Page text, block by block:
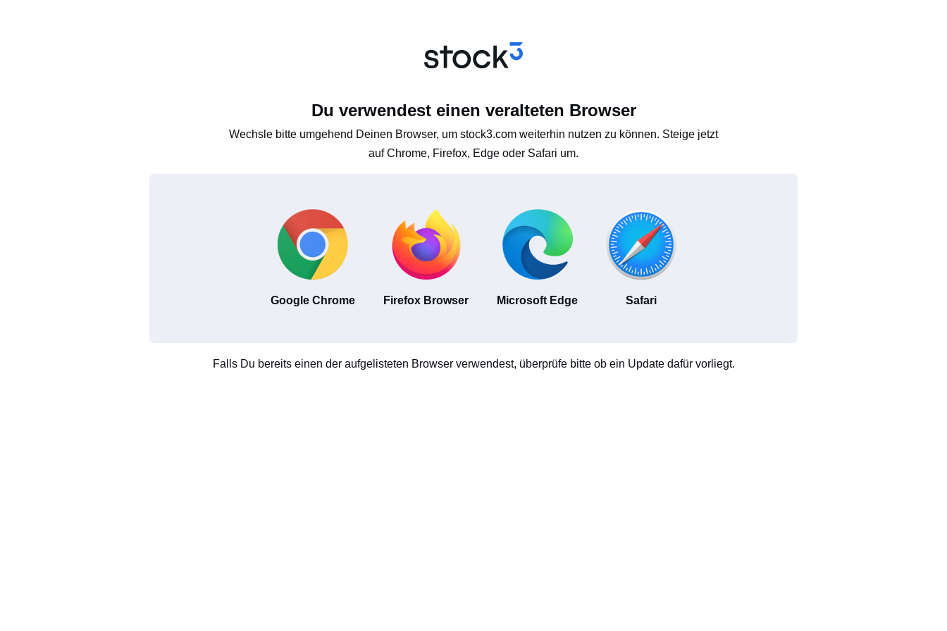
Du verwendest einen veralteten Browser
Wechsle bitte umgehend Deinen Browser, um stock3.com weiterhin nutzen zu können. Steige jetzt
auf Chrome, Firefox, Edge oder Safari um.
Google Chrome Firefox Browser Microsoft Edge Safari
Falls Du bereits einen der aufgelisteten Browser verwendest, überprüfe bitte ob ein Update dafür vorliegt.